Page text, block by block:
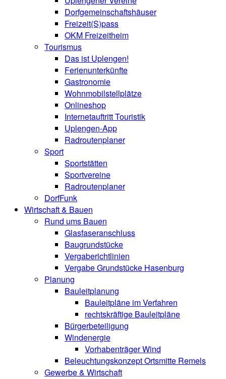
Dorfgemeinschaftshäuser
Freizeit(S)pass
OKM Freizeitheim
Tourismus
Das ist Uplengen!
Ferienunterkünfte
Gastronomie
Wohnmobilstellplätze
Onlineshop
Internetauftritt Touristik
Uplengen-App
Radroutenplaner
Sport
Sportstätten
Sportvereine
Radroutenplaner
DorfFunk
Wirtschaft & Bauen
Rund ums Bauen
Glasfaseranschluss
Baugrundstücke
Vergaberichtlinien
Vergabe Grundstücke Hasenburg
Planung
Bauleitplanung
Bauleitpläne im Verfahren
rechtskräftige Bauleitpläne
Bürgerbeteiligung
Windenergie
Vorhabenträger Wind
Beleuchtungskonzept Ortsmitte Remels
Gewerbe & Wirtschaft